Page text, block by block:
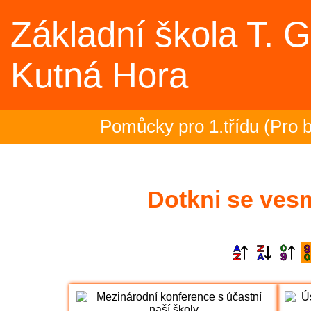
Základní škola T.
Kutná Hora
Pomůcky pro 1.třídu (Pro
Zakončení olympiády -
Třeťáci zakončili plavecký
Dotkni se